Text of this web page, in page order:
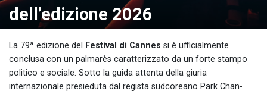
dell’edizione 2026
La 79ª edizione del Festival di Cannes si è ufficialmente
conclusa con un palmarès caratterizzato da un forte stampo
politico e sociale. Sotto la guida attenta della giuria
internazionale presieduta dal regista sudcoreano Park Chan-